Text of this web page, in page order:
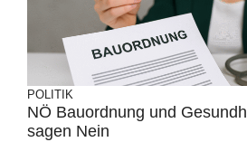
POLITIK
NÖ Bauordnung und
sagen Nein